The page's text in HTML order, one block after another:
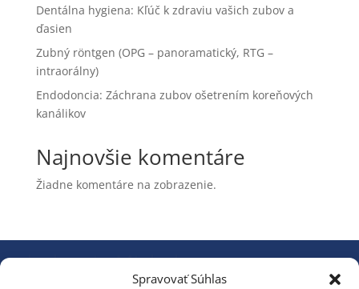
Spravovať Súhlas
Dentálna hygiena: Kľúč k zdraviu vašich zubov a
ďasien
Zubný röntgen (OPG – panoramatický, RTG –
intraorálny)
Endodoncia: Záchrana zubov ošetrením koreňových
kanálikov
Najnovšie komentáre
Žiadne komentáre na zobrazenie.
Ordinačné hodiny